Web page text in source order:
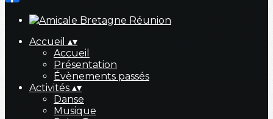
Accueil ▴▾
Accueil
Présentation
Évènements passés
Activités ▴▾
Danse
Musique